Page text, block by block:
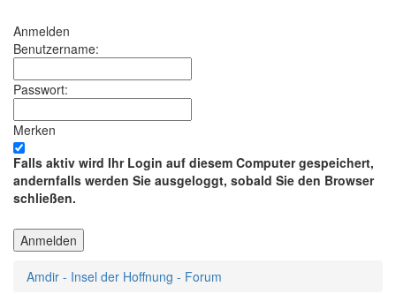
Anmelden
Benutzername:
Passwort:
Merken
Falls aktiv wird Ihr Login auf diesem Computer gespeichert,
andernfalls werden Sie ausgeloggt, sobald Sie den Browser
schließen.
Amdir - Insel der Hoffnung - Forum